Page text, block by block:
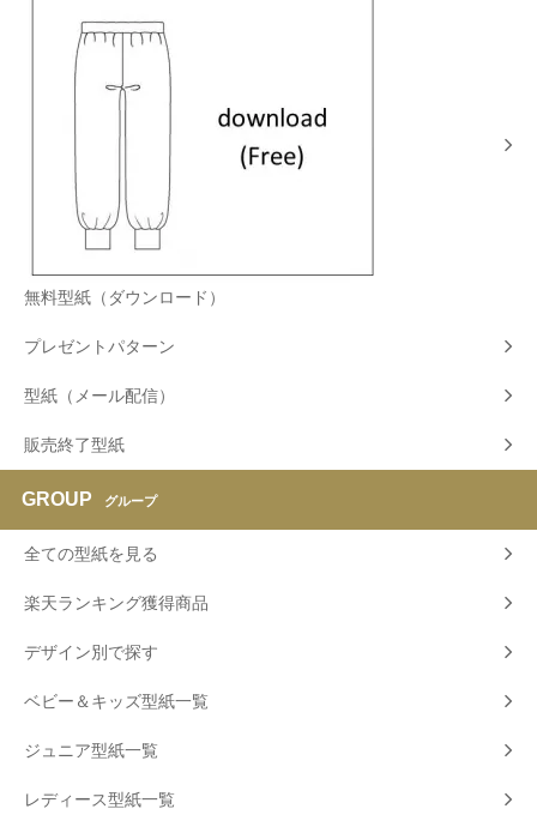
無料型紙（ダウンロード）
プレゼントパターン
型紙（メール配信）
販売終了型紙
GROUP グループ
全ての型紙を見る
楽天ランキング獲得商品
デザイン別で探す
ベビー＆キッズ型紙一覧
ジュニア型紙一覧
レディース型紙一覧